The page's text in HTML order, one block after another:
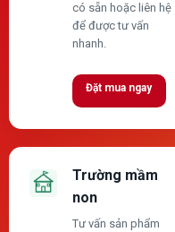
có sẵn hoặc liên hệ
để được tư vấn
nhanh.
Đặt mua ngay
Trường mầm
non
Tư vấn sản phẩm